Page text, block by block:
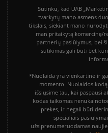
Sutinku, kad UAB
tvarkytų mano asmens
tikslais, siekiant mano
man pritaikytą komercinę/
partnerių pasiūlymus, bei
sutikimas gali būti bet
*Nuolaida yra vienkartinė ir
momento. Nuolaidos
išsiųsime tau, kai paspausi
kodas taikomas
prekes, ir negali būti
specialiais
užsiprenumeruodamas